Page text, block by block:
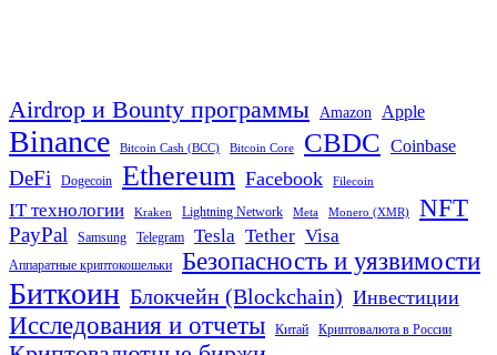
Airdrop и Bounty программы Amazon Apple
Binance Bitcoin Cash (BCC) Bitcoin Core CBDC Coinbase
DeFi Dogecoin Ethereum Facebook Filecoin
IT технологии Kraken Lightning Network Meta Monero (XMR) NFT
PayPal Samsung Telegram Tesla Tether Visa
Аппаратные криптокошельки Безопасность и уязвимости
Биткоин Блокчейн (Blockchain) Инвестиции
Исследования и отчеты Китай Криптовалюта в России